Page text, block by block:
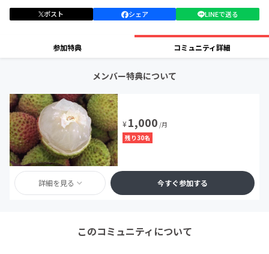
ポスト シェア LINEで送る
参加特典 コミュニティ詳細
メンバー特典について
¥1,000 /月
残り30名
詳細を見る 今すぐ参加する
このコミュニティについて